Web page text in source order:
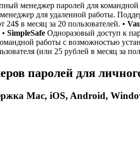
менеджер паролей для командной
для удаленной работы.
24$ в месяц за 20 пользователей. •
SimpleSafe Одноразовый доступ к
работы с возможностью
(или 25 рублей в месяц за
паролей для
Mac, iOS, Android,